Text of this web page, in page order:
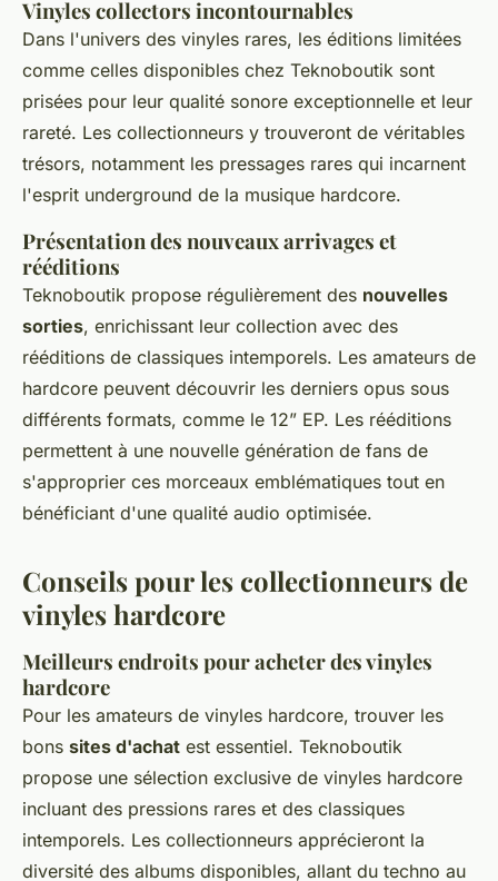
Vinyles collectors incontournables
Dans l'univers des vinyles rares, les éditions limitées
comme celles disponibles chez Teknoboutik sont
prisées pour leur qualité sonore exceptionnelle et leur
rareté. Les collectionneurs y trouveront de véritables
trésors, notamment les pressages rares qui incarnent
l'esprit underground de la musique hardcore.
Présentation des nouveaux arrivages et
rééditions
Teknoboutik propose régulièrement des nouvelles
sorties, enrichissant leur collection avec des
rééditions de classiques intemporels. Les amateurs de
hardcore peuvent découvrir les derniers opus sous
différents formats, comme le 12” EP. Les rééditions
permettent à une nouvelle génération de fans de
s'approprier ces morceaux emblématiques tout en
bénéficiant d'une qualité audio optimisée.
Conseils pour les collectionneurs de
vinyles hardcore
Meilleurs endroits pour acheter des vinyles
hardcore
Pour les amateurs de vinyles hardcore, trouver les
bons sites d'achat est essentiel. Teknoboutik
propose une sélection exclusive de vinyles hardcore
incluant des pressions rares et des classiques
intemporels. Les collectionneurs apprécieront la
diversité des albums disponibles, allant du techno au